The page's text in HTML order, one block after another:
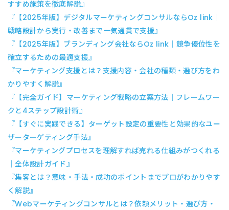
すすめ施策を徹底解説』
『【2025年版】デジタルマーケティングコンサルならOz link｜
戦略設計から実行・改善まで一気通貫で支援』
『【2025年版】ブランディング会社ならOz link｜競争優位性を
確立するための最適支援』
『マーケティング支援とは？支援内容・会社の種類・選び方をわ
かりやすく解説』
『【完全ガイド】マーケティング戦略の立案方法｜フレームワー
クと4ステップ設計術』
『【すぐに実践できる】ターゲット設定の重要性と効果的なユー
ザーターゲティング手法』
『マーケティングプロセスを理解すれば売れる仕組みがつくれる
｜全体設計ガイド』
『集客とは？意味・手法・成功のポイントまでプロがわかりやす
く解説』
『Webマーケティングコンサルとは？依頼メリット・選び方・